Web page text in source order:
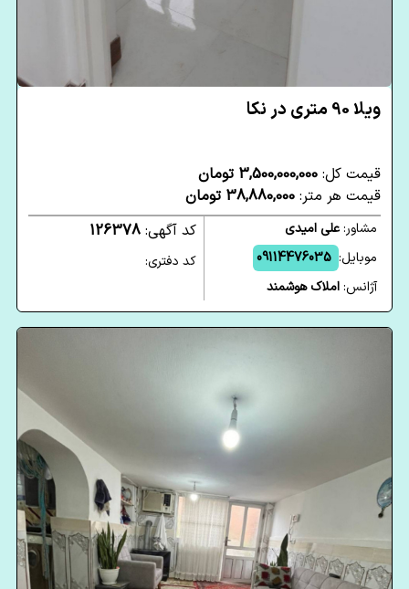
ویلا 90 متری در نکا
قیمت کل: 3,500,000,000 تومان
قیمت هر متر: 38,880,000 تومان
مشاور:علی امیدی
موبایل: 09114476035
آژانس:املاک هوشمند
کد آگهی: 126378
کد دفتری: